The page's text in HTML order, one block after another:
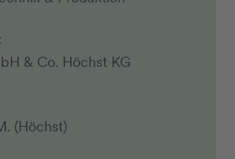
& Co. Höchst KG
(Höchst)